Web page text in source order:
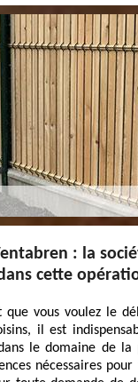
: la
cette
vous voulez le
il est
le domaine de la
nécessaires